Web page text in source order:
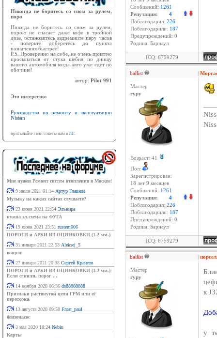
Никогда не боритесь со сном за рулем,
поро
Никогда не боритесь со сном за рулем,
порою не спасает даже кофе в тройной
дозе, остановитесь вздремните пару часов
- поверьте доберетесь до пункта
назначения быстрее!
P.S. Проверенно на себе, не очень приятно
просыпаться от стука шебня по днищу
вашего автомобиля когда авто уже едет по
обочине!
автор: Pilot 991
Это интересно:
Руководства по ремонту и эксплуатации
Nissan
присылайте свои советы нам в ЛС
Мне нужен Ремонт систем отопления в Москве!
9 июля 2021 01:14 Артур Главнов
Музыку на каких сайтах слушаете?
23 июня 2021 22:54 Эльвира
нужна эл.схема на ФУГА
19 июня 2021 23:51 rustem006
ПОРОГИ и АРКИ ИЗ ОЦИНКОВКИ (1.2 мм.)
31 января 2021 22:53 Aleksej_5
вопрос
27 января 2021 20:38 Сергей Крантов
ПОРОГИ и АРКИ ИЗ ОЦИНКОВКИ (1.2 мм.)
Если сгнили, порог ...
14 ноября 2020 06:36 ds88888888
Признаки растянутой цепи ГРМ или её
перескока.
13 августа 2020 09:58 Frost_paul
бензонасос
3 мая 2020 18:24 Nebin
Карты
Сообщений: 1261
Репутация: 4
Поблагодарил: 226
Поблагодарили: 187
Предупреждений: 0
Родина: Барнаул
ICQ: 6759279
ballist |
Мастер
гуру
Возраст: 41
Пол:
Зарегистрирован:
18 лет 9 месяцев
Сообщений: 1261
Репутация: 4
Поблагодарил: 226
Поблагодарили: 187
Предупреждений: 0
Родина: Барнаул
ICQ: 6759279
ballist |
Мастер
гуру
к
у